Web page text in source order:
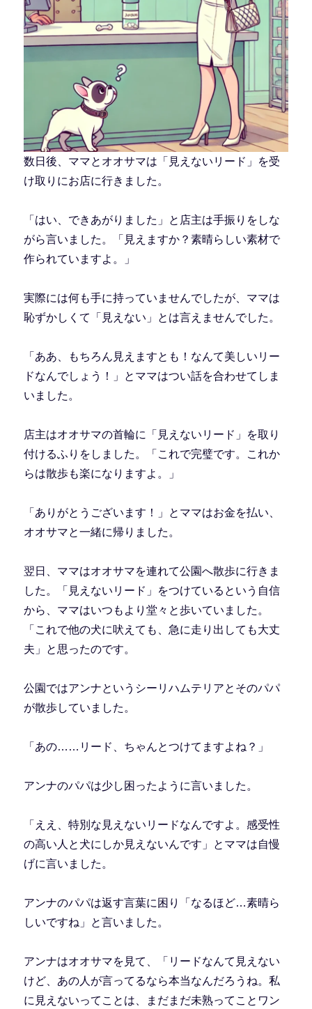
数日後、ママとオオサマは「見えないリード」を受
け取りにお店に行きました。
「はい、できあがりました」と店主は手振りをしな
がら言いました。「見えますか？素晴らしい素材で
作られていますよ。」
実際には何も手に持っていませんでしたが、ママは
恥ずかしくて「見えない」とは言えませんでした。
「ああ、もちろん見えますとも！なんて美しいリー
ドなんでしょう！」とママはつい話を合わせてしま
いました。
店主はオオサマの首輪に「見えないリード」を取り
付けるふりをしました。「これで完璧です。これか
らは散歩も楽になりますよ。」
「ありがとうございます！」とママはお金を払い、
オオサマと一緒に帰りました。
翌日、ママはオオサマを連れて公園へ散歩に行きま
した。「見えないリード」をつけているという自信
から、ママはいつもより堂々と歩いていました。
「これで他の犬に吠えても、急に走り出しても大丈
夫」と思ったのです。
公園ではアンナというシーリハムテリアとそのパパ
が散歩していました。
「あの……リード、ちゃんとつけてますよね？」
アンナのパパは少し困ったように言いました。
「ええ、特別な見えないリードなんですよ。感受性
の高い人と犬にしか見えないんです」とママは自慢
げに言いました。
アンナのパパは返す言葉に困り「なるほど…素晴ら
しいですね」と言いました。
アンナはオオサマを見て、「リードなんて見えない
けど、あの人が言ってるなら本当なんだろうね。私
に見えないってことは、まだまだ未熟ってことワン